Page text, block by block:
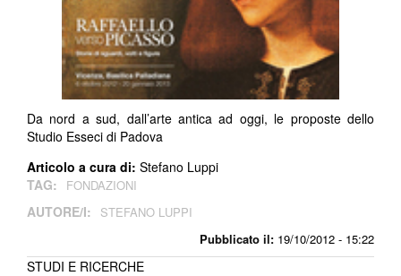
Pubblicato il: 19/10/2012 - 15:22
Da nord a sud, dall’arte antica ad oggi, le proposte dello
Studio Esseci di Padova
Articolo a cura di: Stefano Luppi
TAG:
FONDAZIONI
AUTORE/I: STEFANO LUPPI
STUDI E RICERCHE